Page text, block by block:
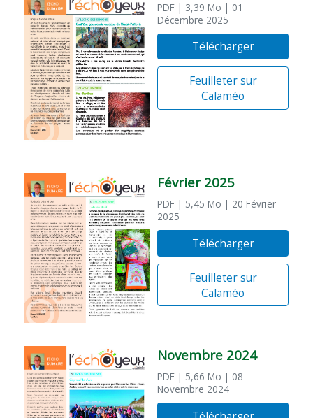
PDF | 3,39 Mo | 01
Décembre 2025
Télécharger
Feuilleter sur
Calaméo
Février 2025
PDF | 5,45 Mo | 20 Février
2025
Télécharger
Feuilleter sur
Calaméo
Novembre 2024
PDF | 5,66 Mo | 08
Novembre 2024